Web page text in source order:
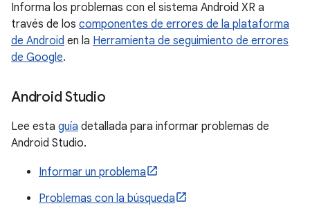
Informa los problemas con el sistema Android XR a
través de los componentes de errores de la plataforma
de Android en la Herramienta de seguimiento de errores
de Google.
Android Studio
Lee esta guía detallada para informar problemas de
Android Studio.
Informar un problema
Problemas con la búsqueda